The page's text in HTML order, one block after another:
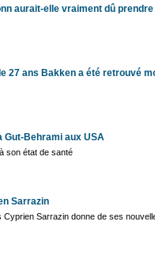
aurait-elle vraiment dû
27 ans Bakken a été retrouvé
Gut-Behrami aux USA
son état de santé
Sarrazin
Cyprien Sarrazin donne de ses